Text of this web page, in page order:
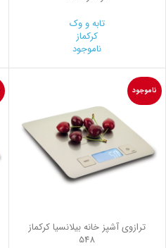
تابه و وک
کرکماز
ناموجود
ناموجود
ترازوی آشپز خانه بیلانسیا کرکماز
548